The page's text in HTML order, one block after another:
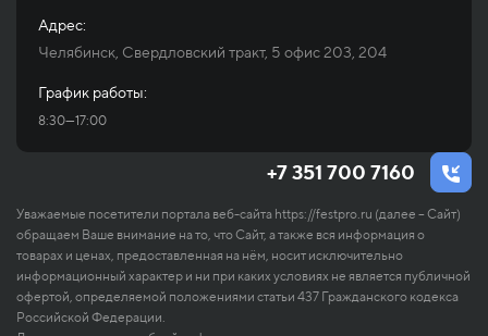
Адрес:
Челябинск, Свердловский тракт, 5 офис 203, 204
График работы:
8:30—17:00
+7 351 700 7160
Уважаемые посетители портала веб-сайта https://festpro.ru (далее – Сайт)
обращаем Ваше внимание на то, что Сайт, а также вся информация о
товарах и ценах, предоставленная на нём, носит исключительно
информационный характер и ни при каких условиях не является публичной
офертой, определяемой положениями статьи 437 Гражданского кодекса
Российской Федерации.